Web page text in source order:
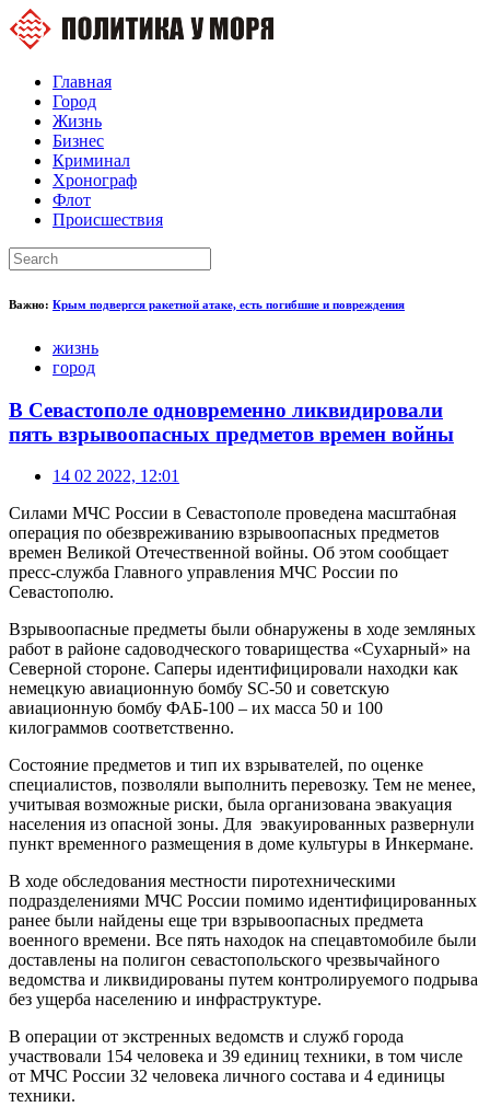
Главная
Город
Жизнь
Бизнес
Криминал
Хронограф
Флот
Происшествия
Важно: Крым подвергся ракетной атаке, есть погибшие и повреждения
жизнь
город
В Севастополе одновременно ликвидировали
пять взрывоопасных предметов времен войны
14 02 2022, 12:01
Силами МЧС России в Севастополе проведена масштабная
операция по обезвреживанию взрывоопасных предметов
времен Великой Отечественной войны. Об этом сообщает
пресс-служба Главного управления МЧС России по
Севастополю.
Взрывоопасные предметы были обнаружены в ходе земляных
работ в районе садоводческого товарищества «Сухарный» на
Северной стороне. Саперы идентифицировали находки как
немецкую авиационную бомбу SC-50 и советскую
авиационную бомбу ФАБ-100 – их масса 50 и 100
килограммов соответственно.
Состояние предметов и тип их взрывателей, по оценке
специалистов, позволяли выполнить перевозку. Тем не менее,
учитывая возможные риски, была организована эвакуация
населения из опасной зоны. Для эвакуированных развернули
пункт временного размещения в доме культуры в Инкермане.
В ходе обследования местности пиротехническими
подразделениями МЧС России помимо идентифицированных
ранее были найдены еще три взрывоопасных предмета
военного времени. Все пять находок на спецавтомобиле были
доставлены на полигон севастопольского чрезвычайного
ведомства и ликвидированы путем контролируемого подрыва
без ущерба населению и инфраструктуре.
В операции от экстренных ведомств и служб города
участвовали 154 человека и 39 единиц техники, в том числе
от МЧС России 32 человека личного состава и 4 единицы
техники.